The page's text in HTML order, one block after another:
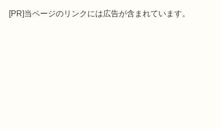
[PR]当ページのリンクには広告が含まれています。